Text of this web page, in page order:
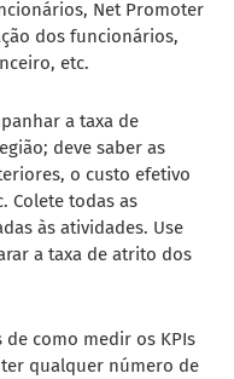
Net Promoter
dos funcionários,
etc.
a taxa de
deve saber as
o custo efetivo
Colete todas as
às atividades. Use
a taxa de atrito dos
de como medir os KPIs
qualquer número de